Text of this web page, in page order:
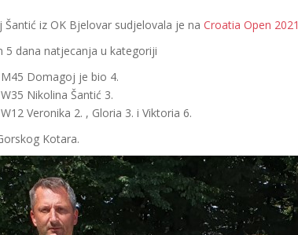
Šantić iz OK Bjelovar sudjelovala je na Croatia Open 2021
5 dana natjecanja u kategoriji
M45 Domagoj je bio 4.
W35 Nikolina Šantić 3.
W12 Veronika 2. , Gloria 3. i Viktoria 6.
Kotara.